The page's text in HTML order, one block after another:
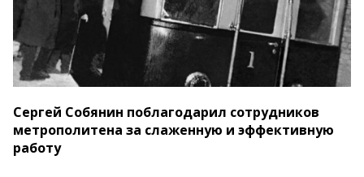
Сергей Собянин поблагодарил сотрудников
метрополитена за слаженную и эффективную
работу